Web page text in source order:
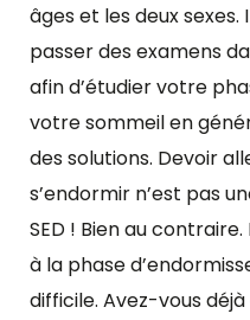
âges et les deux
passer des examens
afin d’étudier votre
votre sommeil en
des solutions. Devoir
s’endormir n’est pas
SED ! Bien au
à la phase
difficile. Avez-vous